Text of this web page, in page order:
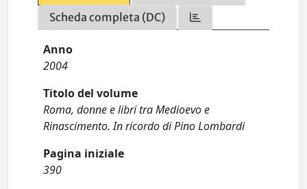
Scheda completa (DC)
Anno
2004
Titolo del volume
Roma, donne e libri tra Medioevo e
Rinascimento. In ricordo di Pino Lombardi
Pagina iniziale
390